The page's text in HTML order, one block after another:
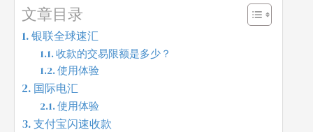
文章目录
银联全球速汇
收款的交易限额是多少？
使用体验
国际电汇
使用体验
支付宝闪速收款